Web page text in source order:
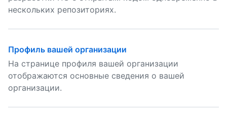
нескольких репозиториях.
Профиль вашей организации
На странице профиля вашей организации
отображаются основные сведения о вашей
организации.